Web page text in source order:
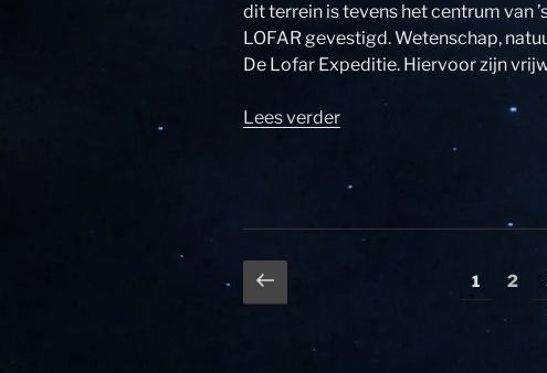
dit terrein is tevens het centrum van
LOFAR gevestigd. Wetenschap,
De Lofar Expeditie. Hiervoor zijn
Lees verder“Vrijwilligers
de
Berichten
Vorige
pagina
Pagina
1 2